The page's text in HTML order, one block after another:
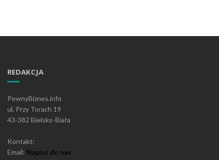
REDAKCJA
PewnyBiznes.info
ul. Przy Torach 19
43-382 Bielsko-Biała
Kontakt:
Email: Napisz do nas